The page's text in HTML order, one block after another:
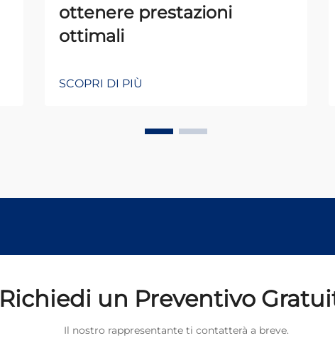
ottenere prestazioni
ottimali
SCOPRI DI PIÙ
Richiedi un Preventivo
Il nostro rappresentante ti contatterà a breve.